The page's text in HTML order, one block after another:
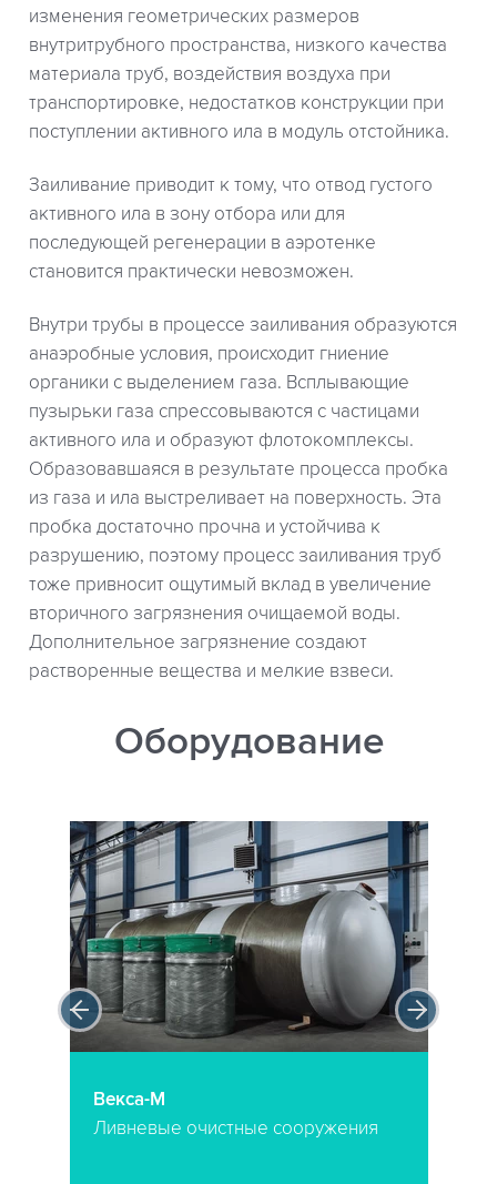
изменения геометрических размеров
внутритрубного пространства, низкого качества
материала труб, воздействия воздуха при
транспортировке, недостатков конструкции при
поступлении активного ила в модуль отстойника.
Заиливание приводит к тому, что отвод густого
активного ила в зону отбора или для
последующей регенерации в аэротенке
становится практически невозможен.
Внутри трубы в процессе заиливания образуются
анаэробные условия, происходит гниение
органики с выделением газа. Всплывающие
пузырьки газа спрессовываются с частицами
активного ила и образуют флотокомплексы.
Образовавшаяся в результате процесса пробка
из газа и ила выстреливает на поверхность. Эта
пробка достаточно прочна и устойчива к
разрушению, поэтому процесс заиливания труб
тоже привносит ощутимый вклад в увеличение
вторичного загрязнения очищаемой воды.
Дополнительное загрязнение создают
растворенные вещества и мелкие взвеси.
Оборудование
Векса-М
Ливневые очистные сооружения